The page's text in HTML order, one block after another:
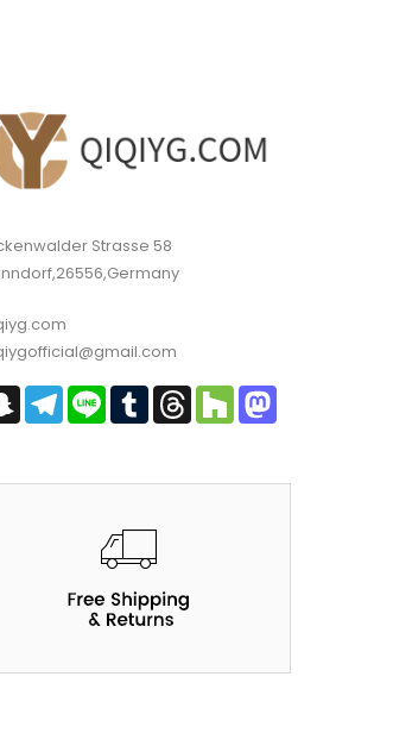
Strasse 58
SnapchatTelegram
Line TumblrThreadsHouzzMastodon